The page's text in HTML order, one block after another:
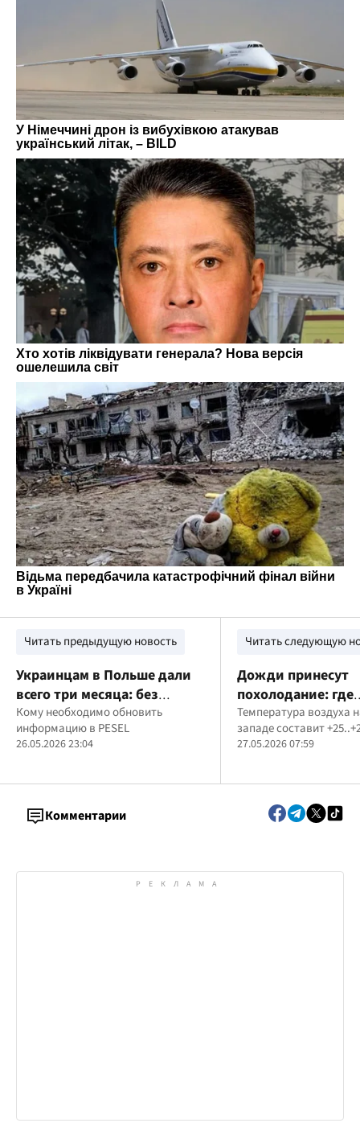
Читать предыдущую новость
Украинцам в Польше дали
всего три месяца: без
обновления PESEL можно
потерять статус UKR
Кому необходимо обновить
информацию в PESEL
26.05.2026 23:04
Читать следующую
Дожди принесут
похолодание: где
ухудшится
Украине
Температура воздуха
западе составит
27.05.2026 07:59
Комментарии